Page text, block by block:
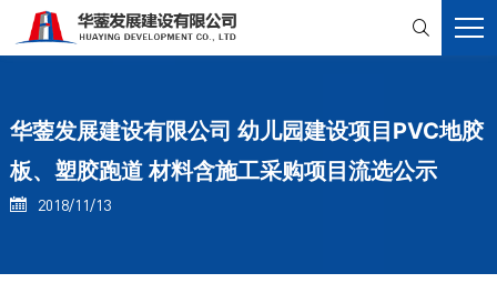

华蓥发展建设有限公司 幼儿园建设项目PVC地胶
板、塑胶跑道 材料含施工采购项目流选公示
 2018/11/13